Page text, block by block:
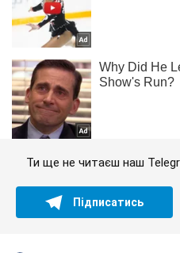
Ти ще не читаєш наш
Підписатись